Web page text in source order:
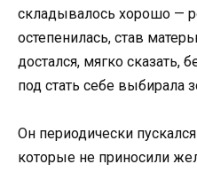
складывалось хорошо —
остепенилась, став
достался, мягко сказать,
под стать себе выбирала
Он периодически
которые не приносили